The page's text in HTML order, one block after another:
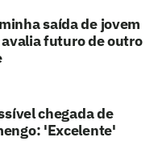
saída de jovem
futuro de outro
chegada de
'Excelente'